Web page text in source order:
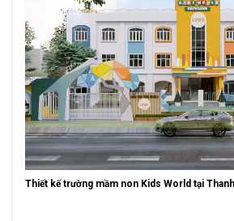
Thiết kế trường mầm non Kids World tại